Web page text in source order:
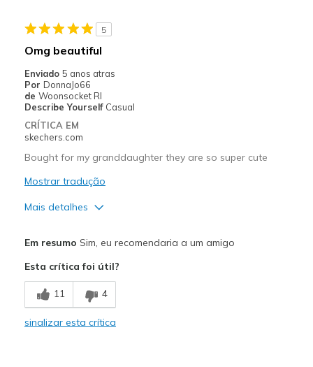
Sizing
Was this a gift?
Yes
5
Omg beautiful
Enviado 5 anos atras
Por DonnaJo66
de Woonsocket RI
Describe Yourself Casual
CRÍTICA EM
skechers.com
Bought for my granddaughter they are so super cute
Mostrar tradução
Mais detalhes
Durable
Stylish
Em resumo Sim, eu recomendaria a um amigo
Esta crítica foi útil?
11 4
sinalizar esta crítica